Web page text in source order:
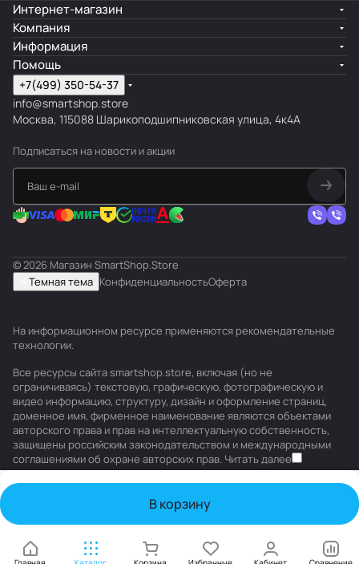
В корзину
Интернет-магазин
Компания
Информация
Помощь
+7(499) 350-54-37
info@smartshop.store
Москва, 115088 Шарикоподшипниковская улица, 4к4А
Подписаться на новости и акции
© 2026 Магазин SmartShop.Store
Темная тема КонфиденциальностьОферта
На информационном ресурсе применяются рекомендательные
технологии.
Все ресурсы сайта smartshop.store, включая (но не
ограничиваясь) текстовую, графическую, фотографическую и
видео информацию, структуру, дизайн и оформление страниц,
доменное имя, фирменное наименование являются объектами
авторского права и прав на интеллектуальную собственность,
защищены российским законодательством и международными
соглашениями об охране авторских прав. Читать далее